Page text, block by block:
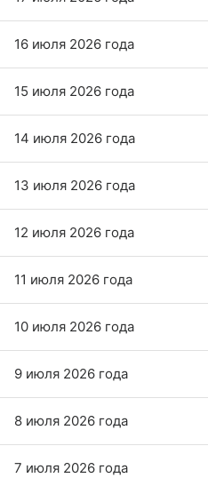
16 июля 2026 года
15 июля 2026 года
14 июля 2026 года
13 июля 2026 года
12 июля 2026 года
11 июля 2026 года
10 июля 2026 года
9 июля 2026 года
8 июля 2026 года
7 июля 2026 года